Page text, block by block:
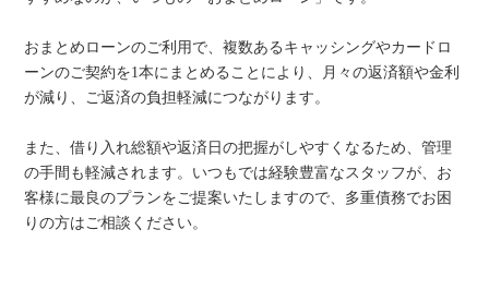
おまとめローンのご利用で、複数あるキャッシングやカードロ
ーンのご契約を1本にまとめることにより、月々の返済額や金利
が減り、ご返済の負担軽減につながります。
また、借り入れ総額や返済日の把握がしやすくなるため、管理
の手間も軽減されます。いつもでは経験豊富なスタッフが、お
客様に最良のプランをご提案いたしますので、多重債務でお困
りの方はご相談ください。